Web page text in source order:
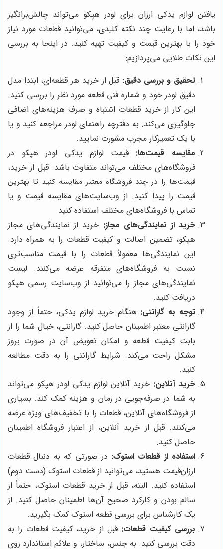
یافتن لوازم یدکی ارزان برای لودر هپکو می‌تواند چالش‌برانگیز
باشد، اما با رعایت چند نکته کلیدی، می‌توانید قطعات مورد نیاز
خود را با بهترین قیمت و کیفیت تهیه کنید. در اینجا به بررسی
این نکات طلایی می‌پردازیم:
تحقیق و بررسی دقیق: قبل از خرید هر قطعه‌ای، ابتدا مدل
دقیق لودر خود و شماره فنی قطعه مورد نظر را بررسی کنید.
این کار از خرید قطعات اشتباه و صرف هزینه‌های اضافی
جلوگیری می‌کند. به دفترچه راهنمای لودر مراجعه کنید و یا
با یک تعمیرکار مجرب مشورت نمایید.
مقایسه قیمت‌ها: قیمت لوازم یدکی لودر هپکو در
فروشگاه‌های مختلف می‌تواند متفاوت باشد. قبل از خرید،
قیمت‌ها را در چند فروشگاه معتبر مقایسه کنید تا بهترین
قیمت را پیدا کنید. از وب‌سایت‌های مقایسه قیمت و یا
تماس با فروشگاه‌های مختلف استفاده کنید.
خرید از نمایندگی‌های مجاز: خرید از نمایندگی‌های مجاز
هپکو، تضمین اصالت و کیفیت قطعات را به همراه دارد.
این نمایندگی‌ها معمولاً قطعات را با قیمت مناسب‌تری
نسبت به فروشگاه‌های متفرقه عرضه می‌کنند. لیست
نمایندگی‌های مجاز را می‌توانید از وب‌سایت رسمی هپکو
دریافت کنید.
توجه به گارانتی: هنگام خرید لوازم یدکی، حتماً از وجود
گارانتی معتبر اطمینان حاصل کنید. گارانتی، خیال شما را از
بابت کیفیت قطعه و امکان تعویض آن در صورت بروز
مشکل راحت می‌کند. شرایط گارانتی را به دقت مطالعه
کنید.
خرید آنلاین: خرید آنلاین لوازم یدکی لودر هپکو می‌تواند
به شما در صرفه‌جویی در زمان و هزینه کمک کند. بسیاری
از فروشگاه‌های آنلاین، قطعات را با تخفیف‌های ویژه عرضه
می‌کنند. قبل از خرید آنلاین، از اعتبار فروشگاه اطمینان
حاصل کنید.
استفاده از قطعات استوک: در صورتی که به دنبال قطعات
ارزان‌قیمت هستید، می‌توانید از قطعات استوک (دست دوم)
استفاده کنید. البته، قبل از خرید قطعات استوک، حتماً از
سالم بودن و کارکرد صحیح آن‌ها اطمینان حاصل کنید. از
یک کارشناس برای بررسی قطعه استوک کمک بگیرید.
بررسی کیفیت قطعات: قبل از خرید، کیفیت قطعات را به
دقت بررسی کنید. به جنس، ساختار، و علائم استاندارد روی